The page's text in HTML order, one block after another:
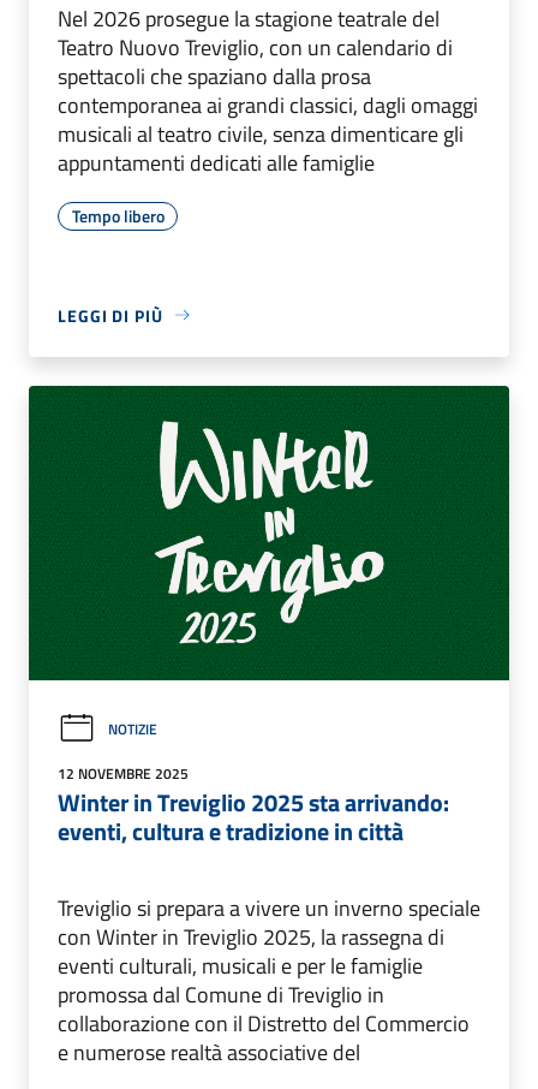
Nel 2026 prosegue la stagione teatrale del
Teatro Nuovo Treviglio, con un calendario di
spettacoli che spaziano dalla prosa
contemporanea ai grandi classici, dagli omaggi
musicali al teatro civile, senza dimenticare gli
appuntamenti dedicati alle famiglie
Tempo libero
LEGGI DI PIÙ
NOTIZIE
12 NOVEMBRE 2025
Winter in Treviglio 2025 sta arrivando:
eventi, cultura e tradizione in città
Treviglio si prepara a vivere un inverno speciale
con Winter in Treviglio 2025, la rassegna di
eventi culturali, musicali e per le famiglie
promossa dal Comune di Treviglio in
collaborazione con il Distretto del Commercio
e numerose realtà associative del